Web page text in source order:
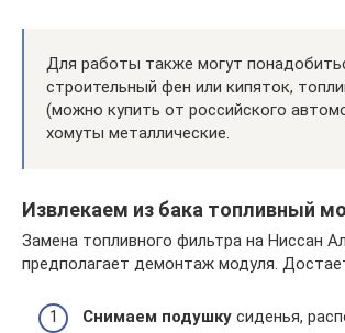
Для работы также могут
строительный фен или кипяток,
(можно купить от российского
хомуты металлические.
Извлекаем из бака топливный
Замена топливного фильтра на Ниссан
предполагает демонтаж модуля.
Снимаем подушку сиденья,